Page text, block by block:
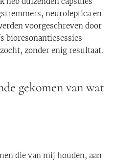
neuroleptica en
voorgeschreven door
bioresonantiesessies
zonder enig resultaat.
gekomen van wat
die van mij houden, aan